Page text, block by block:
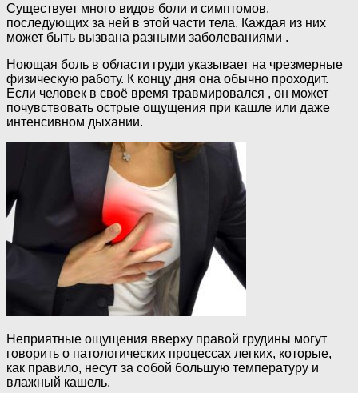
Существует много видов боли и симптомов,
последующих за ней в этой части тела. Каждая из них
может быть вызвана разными заболеваниями .
Ноющая боль в области груди указывает на чрезмерные
физическую работу. К концу дня она обычно проходит.
Если человек в своё время травмировался , он может
почувствовать острые ощущения при кашле или даже
интенсивном дыхании.
Неприятные ощущения вверху правой грудины могут
говорить о патологических процессах легких, которые,
как правило, несут за собой большую температуру и
влажный кашель.